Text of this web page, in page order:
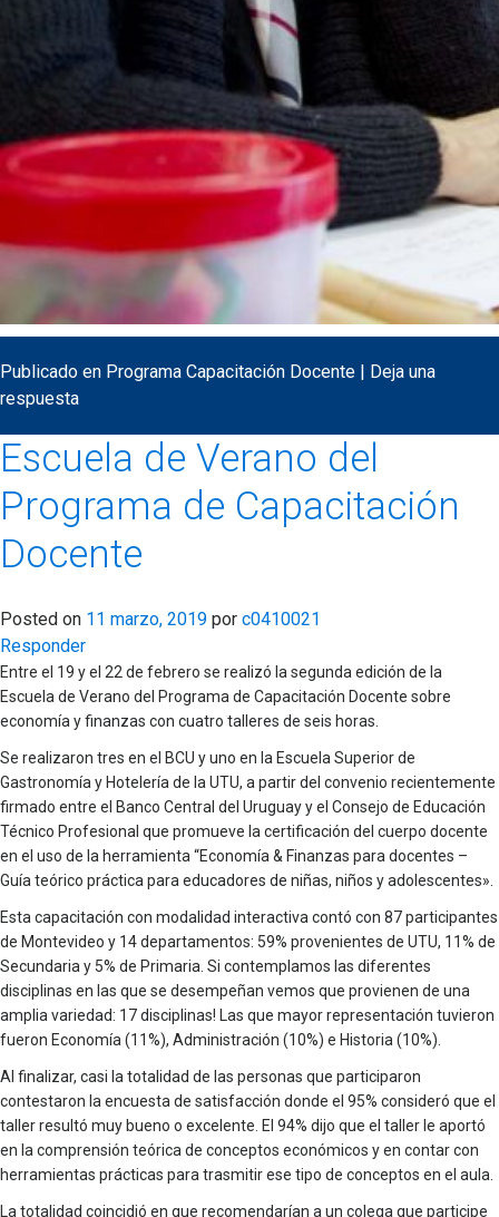
Publicado en Programa Capacitación Docente | Deja una
respuesta
Escuela de Verano del
Programa de Capacitación
Docente
Posted on 11 marzo, 2019 por c0410021
Responder
Entre el 19 y el 22 de febrero se realizó la segunda edición de la
Escuela de Verano del Programa de Capacitación Docente sobre
economía y finanzas con cuatro talleres de seis horas.
Se realizaron tres en el BCU y uno en la Escuela Superior de
Gastronomía y Hotelería de la UTU, a partir del convenio recientemente
firmado entre ​el Banco Central del Uruguay y el Consejo de Educación
Técnico Profesional que promueve la certificación del cuerpo docente
en el uso de la herramienta “Economía & Finanzas para docentes –
Guía teórico práctica para educadores de niñas, niños y adolescentes».
Esta capacitación con modalidad interactiva contó con 87 participantes
de Montevideo y 14 departamentos: 59% provenientes de UTU, 11% de
Secundaria y 5% de Primaria. Si contemplamos las diferentes
disciplinas en las que se desempeñan vemos que provienen de una
amplia variedad: 17 disciplinas! Las que mayor representación tuvieron
fueron Economía (11%), Administración (10%) e Historia (10%).
Al finalizar, casi la totalidad de las personas que participaron
contestaron la encuesta de satisfacción donde el 95% consideró que el
taller resultó muy bueno o excelente. El 94% dijo que el taller le aportó
en la comprensión teórica de conceptos económicos y en contar con
herramientas prácticas para trasmitir ese tipo de conceptos en el aula.
La totalidad coincidió en que recomendarían a un colega que participe